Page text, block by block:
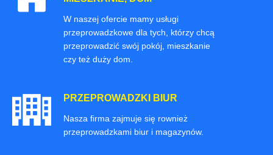
W naszej ofercie mamy usługi
przeprowadzkowe dla tych, którzy chcą
przeprowadzić swój pokój, mieszkanie
czy też duży dom.
PRZEPROWADZKI BIUR
Nasza firma zajmuje się rownież
przeprowadzkami biur i magazynów.